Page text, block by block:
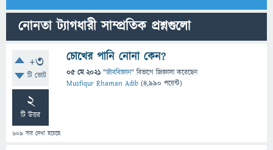
নোনতা ট্যাগধারী সাম্প্রতিক প্রশ্নগুলো
+3
টি ভোট
2
টি উত্তর
609 বার দেখা হয়েছে
চোখের পানি নোনা কেন?
05 মে 2021 "জীববিজ্ঞান" বিভাগে জিজ্ঞাসাকরেছেন
Musfiqur Rhaman Adib (4,990 পয়েন্ট)